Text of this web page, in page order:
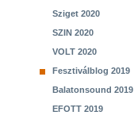
Sziget 2020
SZIN 2020
VOLT 2020
Fesztiválblog 2019
Balatonsound 2019
EFOTT 2019